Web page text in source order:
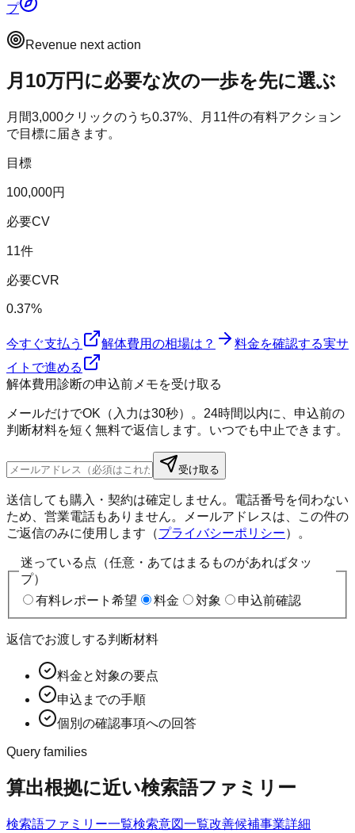
プ
Revenue next action
月10万円に必要な次の一歩を先に選ぶ
月間3,000クリックのうち0.37%、月 11件の有料アクション
で目標に届きます。
目標
100,000円
必要CV
11件
必要CVR
0.37%
今すぐ支払う 解体費用の相場は？ 料金を確認する実サ
イトで進める
解体費用診断の申込前メモを受け取る
メールだけでOK（入力は30秒）。24時間以内に、申込前の
判断材料を短く無料で返信します。いつでも中止できます。
受け取る
送信しても購入・契約は確定しません。電話番号を伺わない
ため、営業電話もありません。メールアドレスは、この件の
ご返信のみに使用します（プライバシーポリシー）。
迷っている点（任意・あてはまるものがあればタッ
プ）
有料レポート希望
料金 対象 申込前確認
返信でお渡しする判断材料
料金と対象の要点
申込までの手順
個別の確認事項への回答
Query families
算出根拠に近い検索語ファミリー
検索語ファミリー一覧検索意図一覧改善候補事業詳細